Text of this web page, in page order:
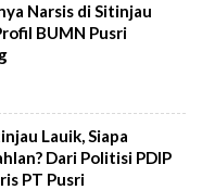
Narsis di Sitinjau
BUMN Pusri
Lauik, Siapa
Dari Politisi PDIP
PT Pusri